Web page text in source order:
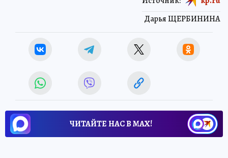
Дарья ЩЕРБИНИНА
ЧИТАЙТЕ НАС В МАХ!